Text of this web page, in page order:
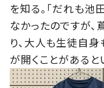
を知る。「だれも
なかったのですが
り、大人も生徒自
が開くことがあると